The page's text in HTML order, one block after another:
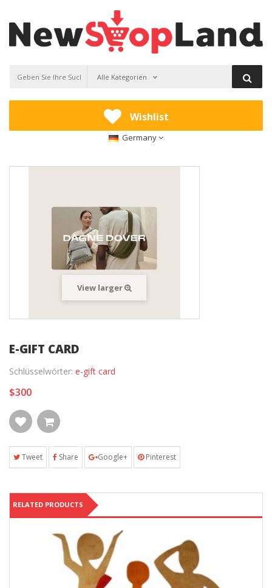
Alle Kategorien
Wishlist
Germany
View larger
E-GIFT CARD
Schlüsselwörter: e-gift card
$300
Tweet Share Google+ Pinterest
RELATED PRODUCTS